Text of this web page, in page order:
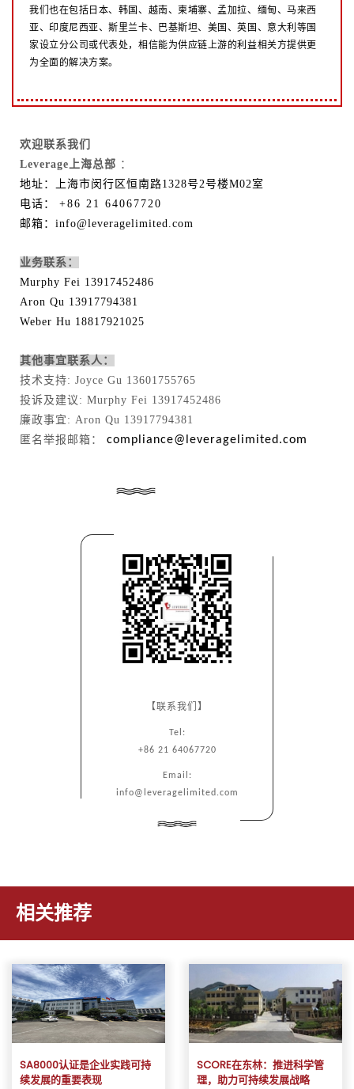
我们也在包括日本、韩国、越南、柬埔寨、孟加拉、缅甸、马来西
亚、印度尼西亚、斯里兰卡、巴基斯坦、美国、英国、意大利等国
家设立分公司或代表处，相信能为供应链上游的利益相关方提供更
为全面的解决方案。
欢迎联系我们
Leverage上海总部 ：
地址：上海市闵行区恒南路1328号2号楼M02室
电话： +86 21 64067720
邮箱：info@leveragelimited.com
业务联系：
Murphy Fei 13917452486
Aron Qu 13917794381
Weber Hu 18817921025
其他事宜联系人：
技术支持: Joyce Gu 13601755765
投诉及建议: Murphy Fei 13917452486
廉政事宜: Aron Qu 13917794381
匿名举报邮箱： compliance@leveragelimited.com
【联系我们】
Tel:
+86 21 64067720
Email:
info@leveragelimited.com
相关推荐
SA8000认证是企业实践可持
续发展的重要表现
SCORE在东林：推进科学管
理，助力可持续发展战略